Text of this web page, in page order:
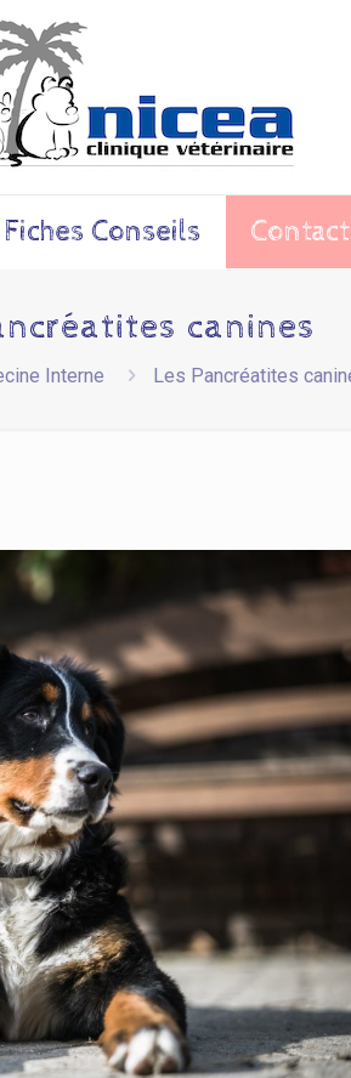
Fiches Conseils Contact
canines
Interne Les Pancréatites